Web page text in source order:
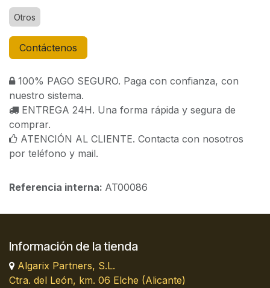
Otros
Contáctenos
100% PAGO SEGURO. Paga con confianza, con
nuestro sistema.
ENTREGA 24H. Una forma rápida y segura de
comprar.
ATENCIÓN AL CLIENTE. Contacta con nosotros
por teléfono y mail.
Referencia interna: AT00086
Información de la tienda
Algarix Partners, S.L.
Ctra. del León, km. 06 Elche (Alicante)